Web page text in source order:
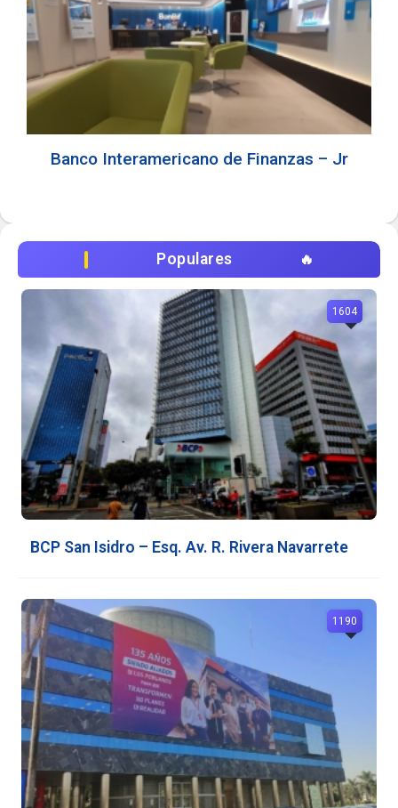
Banco Interamericano de Finanzas – Jr
Populares
BCP San Isidro – Esq. Av. R. Rivera Navarrete
1604
1190